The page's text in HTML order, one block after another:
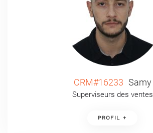
CRM#16233 Samy
Superviseurs des ventes
PROFIL +